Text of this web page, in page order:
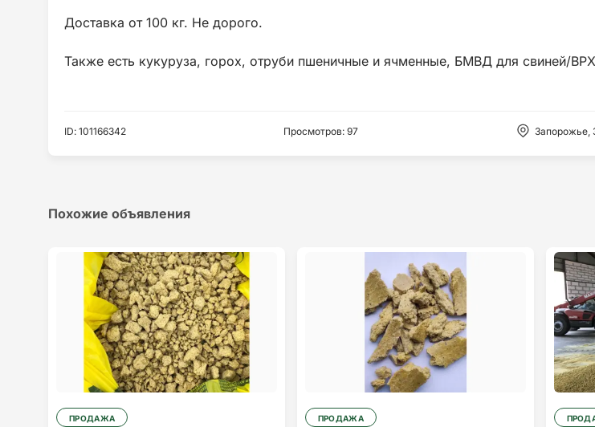
Доставка от 100 кг. Не дорого.
ID: 101166342 Просмотров: 97 Запорожье,
Похожие объявления
ПРОДАЖА ПРОДАЖА